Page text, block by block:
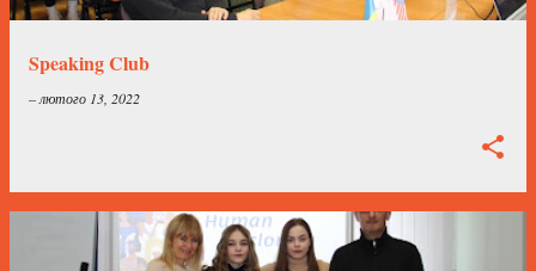
Speaking Club
–лютого 13, 2022